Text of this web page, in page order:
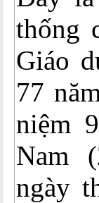
thống
Giáo
77
niệm
Nam
ngày